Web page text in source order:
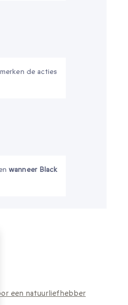
de acties
wanneer Black
een natuurliefhebber